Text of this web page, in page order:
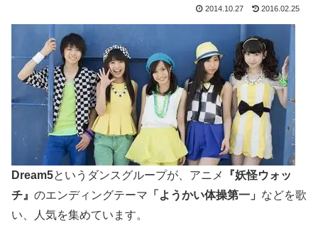
2014.10.27 2016.02.25
Dream5というダンスグループが、アニメ
『妖怪ウォッ
チ』 のエンディングテーマ 「ようかい体操第一」 などを歌
い、人気を集めています。